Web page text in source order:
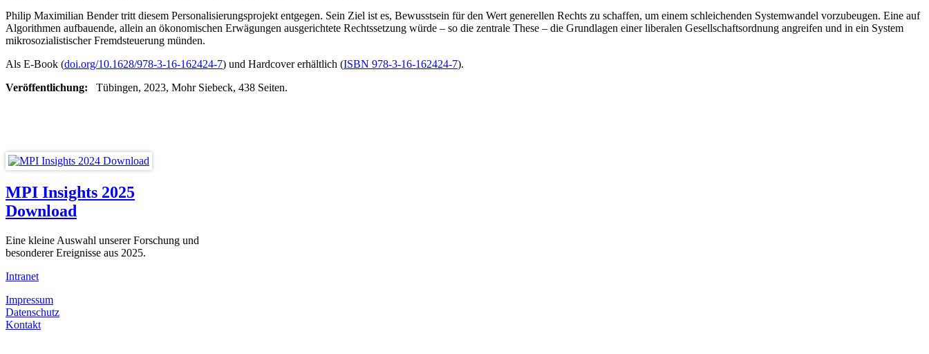
Philip Maximilian Bender tritt diesem Personalisierungsprojekt entgegen. Sein Ziel ist es, Bewusstsein für den Wert generellen Rechts zu schaffen, um einem schleichenden Systemwandel vorzubeugen. Eine auf
Algorithmen aufbauende, allein an ökonomischen Erwägungen ausgerichtete Rechtssetzung würde – so die zentrale These – die Grundlagen einer liberalen Gesellschaftsordnung angreifen und in ein System
mikrosozialistischer Fremdsteuerung münden.
Als E-Book (doi.org/10.1628/978-3-16-162424-7) und Hardcover erhältlich (ISBN 978-3-16-162424-7).
Veröffentlichung:
Tübingen, 2023, Mohr Siebeck, 438 Seiten.
MPI Insights 2025
Download
Eine kleine Auswahl unserer Forschung und
besonderer Ereignisse aus 2025.
Intranet
Impressum
Datenschutz
Kontakt